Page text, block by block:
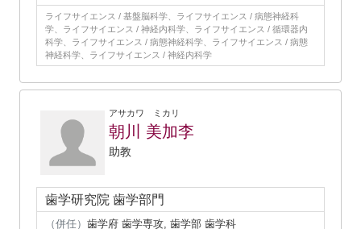
ライフサイエンス / 基盤脳科学、ライフサイエンス / 病態神経科
学、ライフサイエンス / 神経内科学、ライフサイエンス / 循環器内
科学、ライフサイエンス / 病態神経科学、ライフサイエンス / 病態
神経科学、ライフサイエンス / 神経内科学
アサカワ ミカリ
朝川 美加李
助教
歯学研究院 歯学部門
（併任） 歯学府 歯学専攻, 歯学部 歯学科